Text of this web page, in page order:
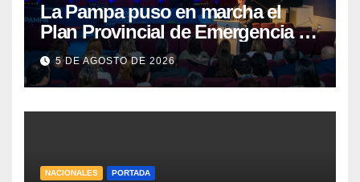
La Pampa puso en marcha el
Plan Provincial de Emergencia en
Salud Mental
5 DE AGOSTO DE 2026
NACIONALES PORTADA